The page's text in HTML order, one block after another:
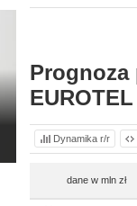
Prognoza
EUROTEL
Dynamika r/r
dane w mln zł